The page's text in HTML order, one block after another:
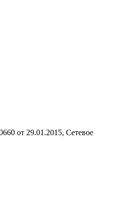
от 29.01.2015, Сетевое